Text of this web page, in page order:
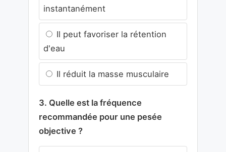
instantanément
Il peut favoriser la rétention
d'eau
Il réduit la masse musculaire
3. Quelle est la fréquence
recommandée pour une pesée
objective ?